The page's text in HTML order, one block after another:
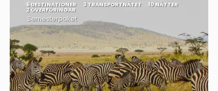
6 DESTINATIONER 3 TRANSPORTNÄTET 10 NÄTTER
2 ÖVERFÖRINGAR
Semesterpaket